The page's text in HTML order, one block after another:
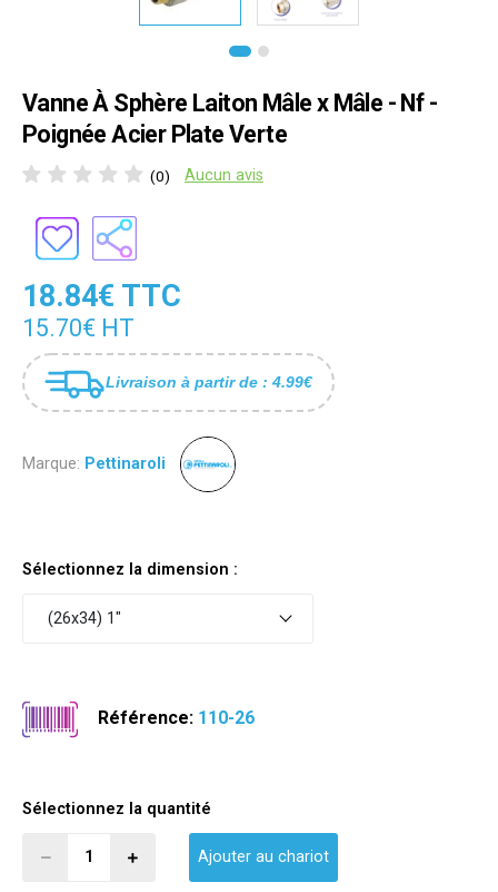
Vanne À Sphère Laiton Mâle x Mâle - Nf -
Poignée Acier Plate Verte
(0) Aucun avis
18.84€ TTC
15.70€ HT
Livraison à partir de : 4.99€
Marque: Pettinaroli
Sélectionnez la dimension :
(26x34) 1"
Référence: 110-26
Sélectionnez la quantité
Ajouter au chariot